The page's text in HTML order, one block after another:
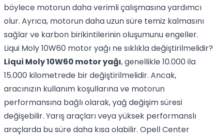
böylece motorun daha verimli çalışmasına yardımcı
olur. Ayrıca, motorun daha uzun süre temiz kalmasını
sağlar ve karbon birikintilerinin oluşumunu engeller.
Liqui Moly 10W60 motor yağı ne sıklıkla değiştirilmelidir?
Liqui Moly 10W60 motor yağı, genellikle 10.000 ila
15.000 kilometrede bir değiştirilmelidir. Ancak,
aracınızın kullanım koşullarına ve motorun
performansına bağlı olarak, yağ değişim süresi
değişebilir. Yarış araçları veya yüksek performanslı
araçlarda bu süre daha kısa olabilir. Opell Center